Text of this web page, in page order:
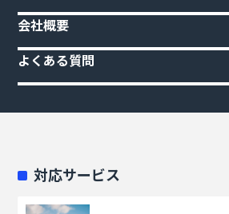
会社概要
よくある質問
対応サービス